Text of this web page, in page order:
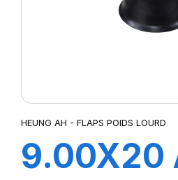
HEUNG AH - FLAPS POIDS LOURD
9.00X20